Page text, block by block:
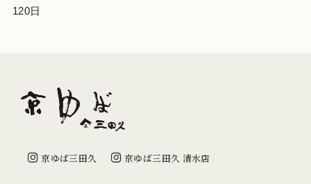
120日
京ゆば三田久 京ゆば三田久 清水店